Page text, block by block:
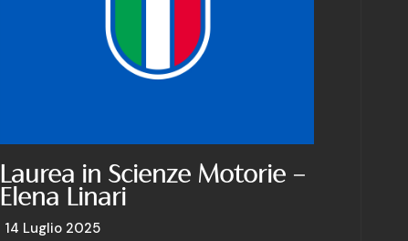
Laurea in Scienze Motorie –
Elena Linari
14 Luglio 2025